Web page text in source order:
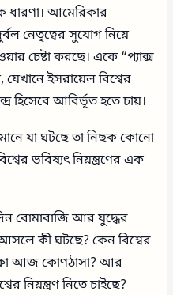
ধারণা। আমেরিকার
নেতৃত্বের সুযোগ নিয়ে
চেষ্টা করছে। একে “প্যাক্স
ইসরায়েল বিশ্বের
হিসেবে আবির্ভূত হতে চায়।
যা ঘটছে তা নিছক কোনো
ভবিষ্যৎ নিয়ন্ত্রণের এক
বোমাবাজি আর যুদ্ধের
কী ঘটছে? কেন বিশ্বের
আজ কোণঠাসা? আর
নিয়ন্ত্রণ নিতে চাইছে?